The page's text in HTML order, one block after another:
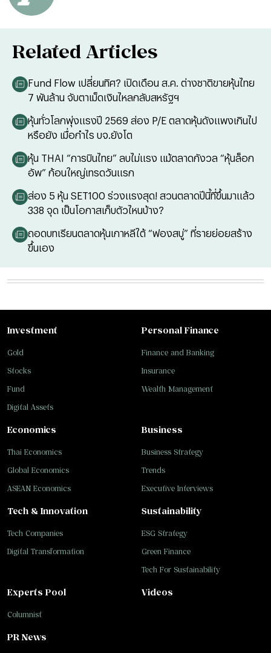
Related Articles
Fund Flow เปลี่ยนทิศ? เปิดเดือน ส.ค. ต่างชาติขายหุ้นไทย
7 พันล้าน จับตาเม็ดเงินไหลกลับสหรัฐฯ
หุ้นทั่วโลกพุ่งแรงปี 2569 ส่อง P/E ตลาดหุ้นดังแพงเกินไป
หรือยัง เมื่อกำไร บจ.ยังโต
หุ้น THAI “การบินไทย” ลบไม่แรง แม้ตลาดกังวล “หุ้นล็อก
อัพ” ก้อนใหญ่เทรดวันแรก
ส่อง 5 หุ้น SET100 ร่วงแรงสุด! สวนตลาดปีนี้ที่ขึ้นมาแล้ว
338 จุด เป็นโอกาสเก็บตัวไหนบ้าง?
ถอดบทเรียนตลาดหุ้นเกาหลีใต้ “ฟองสบู่” ที่รายย่อยสร้าง
ขึ้นเอง
Investment
Gold
Stocks
Fund
Digital Assets
Personal Finance
Finance and Banking
Insurance
Wealth Management
Business
Business Strategy
Trends
Executive Interviews
Tech & Innovation
Tech Companies
Digital Transformation
Sustainability
ESG Strategy
Green Finance
Tech For Sustainability
Economics
Thai Economics
Global Economics
ASEAN Economics
Experts Pool
Columnist
Videos
PR News